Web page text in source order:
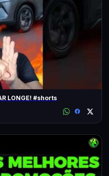
LONGE! #shorts